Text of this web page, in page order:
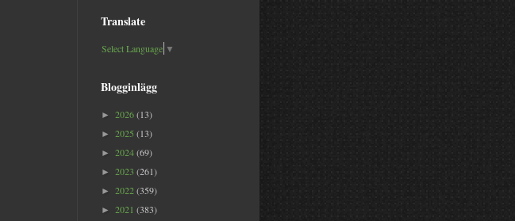
Translate
Select Language ▼
Blogginlägg
► 2026(13)
► 2025 (13)
► 2024(69)
► 2023 (261)
► 2022(359)
► 2021 (383)